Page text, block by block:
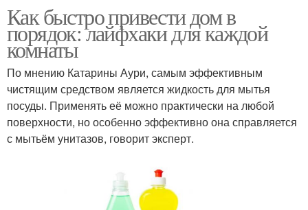
Как быстро привести дом в
порядок: лайфхаки для каждой
комнаты
По мнению Катарины Аури, самым эффективным
чистящим средством является жидкость для мытья
посуды. Применять её можно практически на любой
поверхности, но особенно эффективно она справляется
с мытьём унитазов, говорит эксперт.